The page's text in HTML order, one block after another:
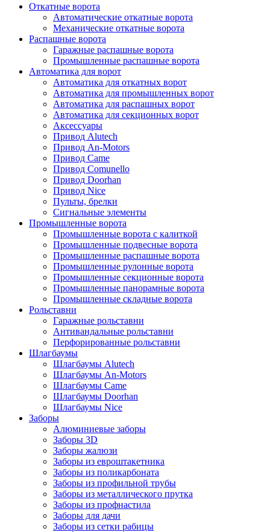
Откатные ворота
Автоматические откатные ворота
Механические откатные ворота
Распашные ворота
Гаражные распашные ворота
Промышленные распашные ворота
Автоматика для ворот
Автоматика для откатных ворот
Автоматика для промышленных ворот
Автоматика для распашных ворот
Автоматика для секционных ворот
Аксессуары
Привод Alutech
Привод An-Motors
Привод Came
Привод Comunello
Привод Doorhan
Привод Nice
Пульты, брелки
Сигнальные элементы
Промышленные ворота
Промышленные ворота с калиткой
Промышленные подвесные ворота
Промышленные распашные ворота
Промышленные рулонные ворота
Промышленные секционные ворота
Промышленные панорамные ворота
Промышленные складные ворота
Рольставни
Гаражные рольставни
Антивандальные рольставни
Перфорированные рольставни
Шлагбаумы
Шлагбаумы Alutech
Шлагбаумы An-Motors
Шлагбаумы Came
Шлагбаумы Doorhan
Шлагбаумы Nice
Заборы
Алюминиевые заборы
Заборы 3D
Заборы жалюзи
Заборы из евроштакетника
Заборы из поликарбоната
Заборы из профильной трубы
Заборы из металлического прутка
Заборы из профнастила
Заборы для дачи
Заборы из сетки рабицы